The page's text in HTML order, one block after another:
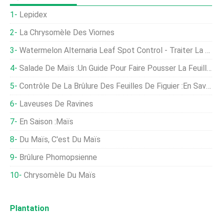
Lepidex
La Chrysomèle Des Viornes
Watermelon Alternaria Leaf Spot Control - Traiter La Brûlure Des Feuilles Des Cultures De Pastèque
Salade De Maïs :un Guide Pour Faire Pousser La Feuille De Saison Fraîche
Contrôle De La Brûlure Des Feuilles De Figuier :en Savoir Plus Sur La Brûlure Des Feuilles Des Figues
Laveuses De Ravines
En Saison :Maïs
Du Maïs, C'est Du Maïs
Brûlure Phomopsienne
Chrysomèle Du Maïs
Plantation